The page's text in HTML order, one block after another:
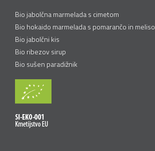
Bio jabolčna marmelada s cimetom
Bio hokaido marmelada s pomarančo in meliso
Bio jabolčni kis
Bio ribezov sirup
Bio sušen paradižnik